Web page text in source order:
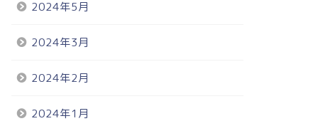
2024年5月
2024年3月
2024年2月
2024年1月